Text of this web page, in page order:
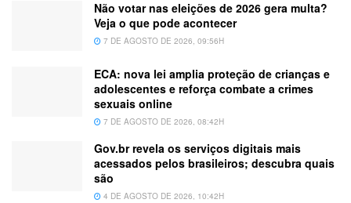
Não votar nas eleições de 2026 gera multa?
Veja o que pode acontecer
7 DE AGOSTO DE 2026, 09:56H
ECA: nova lei amplia proteção de crianças e
adolescentes e reforça combate a crimes
sexuais online
7 DE AGOSTO DE 2026, 08:42H
Gov.br revela os serviços digitais mais
acessados pelos brasileiros; descubra quais
são
4 DE AGOSTO DE 2026, 10:42H